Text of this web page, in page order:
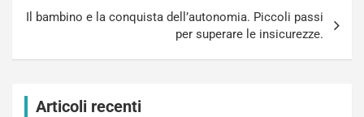
Il bambino e la conquista dell’autonomia. Piccoli passi
per superare le insicurezze.
Articoli recenti